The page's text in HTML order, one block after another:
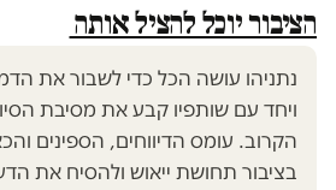
הציבור יוכל להציל אותה
נתניהו עושה הכל כדי לשבור את
ויחד עם שותפיו קבע את מסיבת
הקרוב. עומס הדיווחים, הספינים
בציבור תחושת ייאוש ולהסיח את